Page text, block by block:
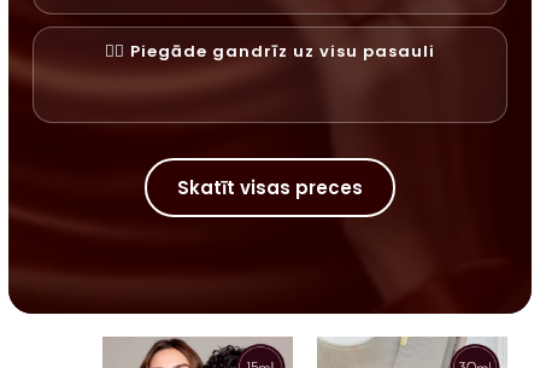
✓⃝ Piegāde gandrīz uz visu pasauli
Skatīt visas preces